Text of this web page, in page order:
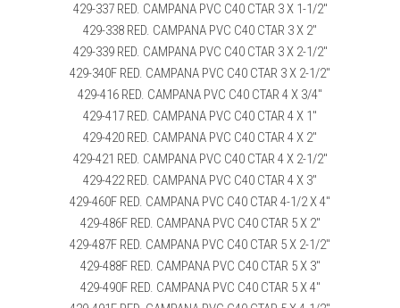
429-337 RED. CAMPANA PVC C40 CTAR 3 X 1-1/2″
429-338 RED. CAMPANA PVC C40 CTAR 3 X 2″
429-339 RED. CAMPANA PVC C40 CTAR 3 X 2-1/2″
429-340F RED. CAMPANA PVC C40 CTAR 3 X 2-1/2″
429-416 RED. CAMPANA PVC C40 CTAR 4 X 3/4″
429-417 RED. CAMPANA PVC C40 CTAR 4 X 1″
429-420 RED. CAMPANA PVC C40 CTAR 4 X 2″
429-421 RED. CAMPANA PVC C40 CTAR 4 X 2-1/2″
429-422 RED. CAMPANA PVC C40 CTAR 4 X 3″
429-460F RED. CAMPANA PVC C40 CTAR 4-1/2 X 4″
429-486F RED. CAMPANA PVC C40 CTAR 5 X 2″
429-487F RED. CAMPANA PVC C40 CTAR 5 X 2-1/2″
429-488F RED. CAMPANA PVC C40 CTAR 5 X 3″
429-490F RED. CAMPANA PVC C40 CTAR 5 X 4″